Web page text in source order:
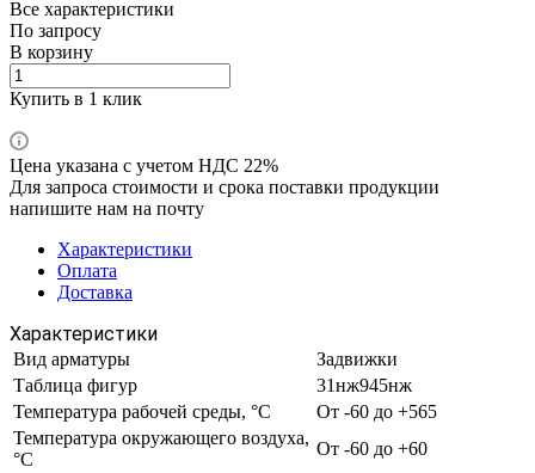
Все характеристики
По запросу
В корзину
Купить в 1 клик
Цена указана с учетом НДС 22%
Для запроса стоимости и срока поставки продукции
напишите нам на почту
Характеристики
Оплата
Доставка
Характеристики
Вид арматуры
Задвижки
Таблица фигур
31нж945нж
Температура рабочей среды, °С
От -60 до +565
Температура окружающего воздуха,
°С
От -60 до +60